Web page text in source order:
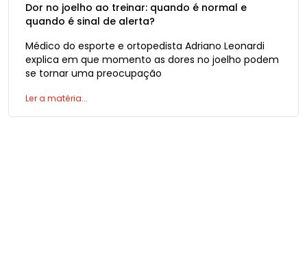
Dor no joelho ao treinar: quando é normal e
quando é sinal de alerta?
Médico do esporte e ortopedista Adriano Leonardi
explica em que momento as dores no joelho podem
se tornar uma preocupação
Ler a matéria...